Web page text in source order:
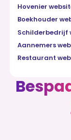
Hovenier
Boekhouder
Schilderbedrijf
Aannemers
Restaurant